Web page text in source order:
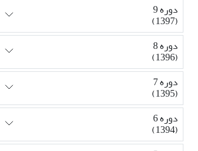
دوره 9
(1397)
دوره 8
(1396)
دوره 7
(1395)
دوره 6
(1394)